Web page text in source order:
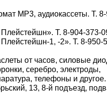
MP3, аудиокассеты. Т.
Т. 8-904-373-
1, -2». Т. 8-950-
от часов, силовые
серебро, электроды,
телефоны и другое.
13, 8-й подъезд,